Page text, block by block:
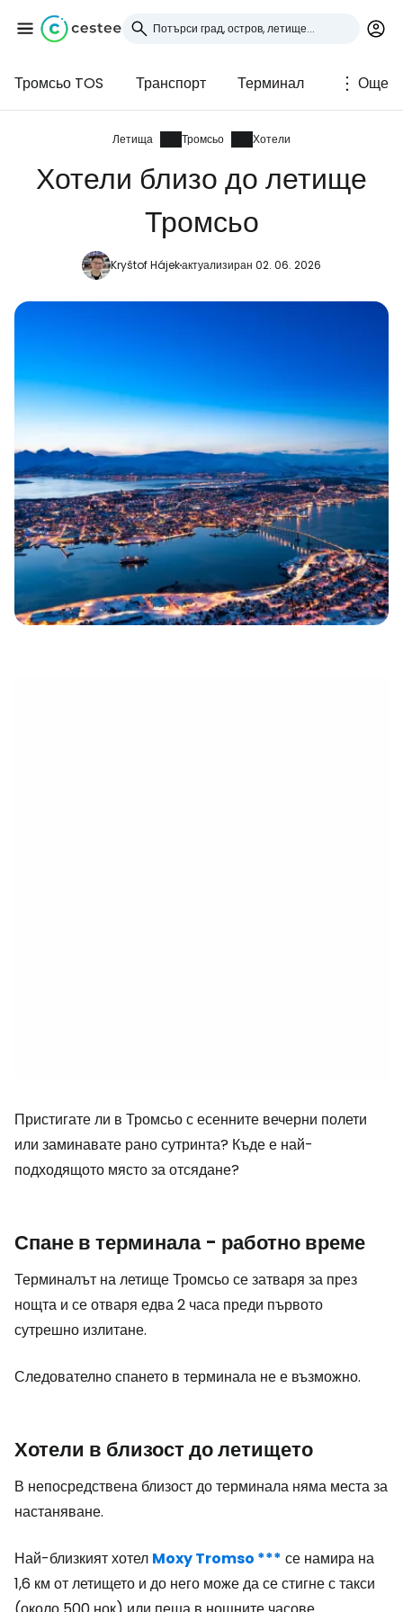
Тромсьо TOS Транспорт Терминал Още
Летища Тромсьо Хотели
Хотели близо до летище
Тромсьо
Kryštof Hájekактуализиран 02. 06. 2026
Пристигате ли в Тромсьо с есенните вечерни полети
или заминавате рано сутринта? Къде е най-
подходящото място за отсядане?
Спане в терминала - работно време
Терминалът на летище Тромсьо се затваря за през
нощта и се отваря едва 2 часа преди първото
сутрешно излитане.
Следователно спането в терминала не е възможно.
Хотели в близост до летището
В непосредствена близост до терминала няма места за
настаняване.
Най-близкият хотел Moxy Tromso *** се намира на
1,6 км от летището и до него може да се стигне с такси
Влезте в Cestee
... световната общност на туристите
Продължете с Google
Продължете с Facebook